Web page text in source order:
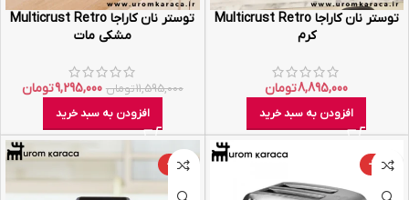
توستر نان کاراجا Multicrust Retro
کرم
8,895,000تومان
افزودن به سبد خرید
توستر نان کاراجا Multicrust Retro
مشکی مات
11,595,000تومان 9,295,000تومان
افزودن به سبد خرید
-30%
-28%